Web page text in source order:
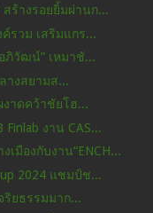
ร้างรอยยิ้มผ่านก...
รวม เสริมแกร...
ภิวัฒน์” เหมาชั...
างสยามส...
าดคว้าชัยโฮ...
งาน CAS...
เมืองกับงาน“ENCH...
2024 แชมป์ช...
ริยธรรมมาก...